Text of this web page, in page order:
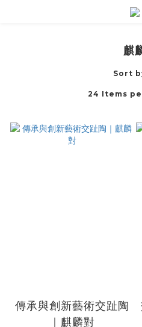
麒
Sort
24 Items
傳承與創新藝術交趾陶
｜麒麟對